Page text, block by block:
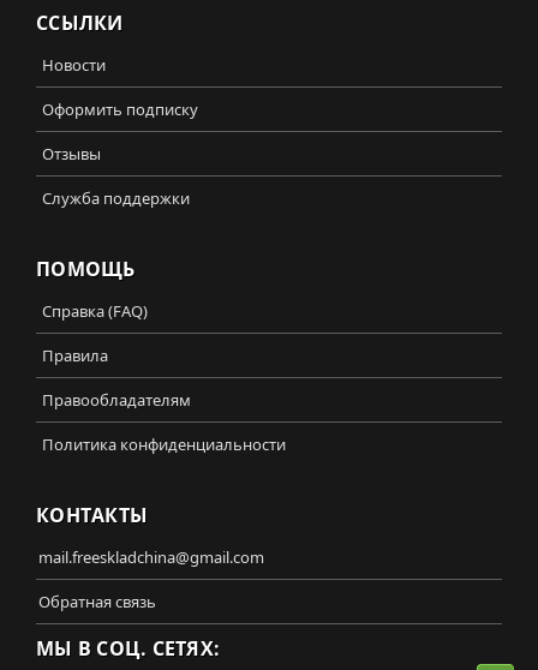
ССЫЛКИ
Новости
Оформить подписку
Отзывы
Служба поддержки
ПОМОЩЬ
Справка (FAQ)
Правила
Правообладателям
Политика конфиденциальности
КОНТАКТЫ
mail.freeskladchina@gmail.com
Обратная связь
МЫ В СОЦ. СЕТЯХ: